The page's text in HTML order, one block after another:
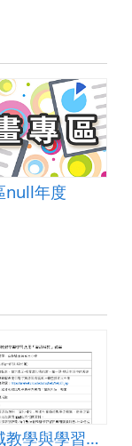
null年度
社會領域教學與學習應用「資訊科技」教案